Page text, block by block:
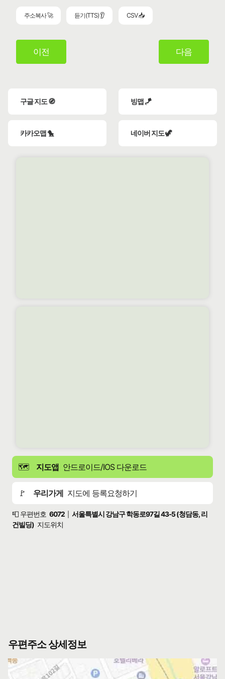
주소복사 🚀 듣기(TTS) 👂 CSV 📥
이전 다음
구글 지도 🧭 빙맵 🪁
카카오맵 🐤 네이버 지도 🦖
🗺️ 지도앱 안드로이드/IOS 다운로드
🚩 우리가게 지도에 등록요청하기
📮 우편번호 6072
서울특별시 강남구 학동로97길 43-5 (청담동, 리
건빌딩) 지도위치
우편주소 상세정보